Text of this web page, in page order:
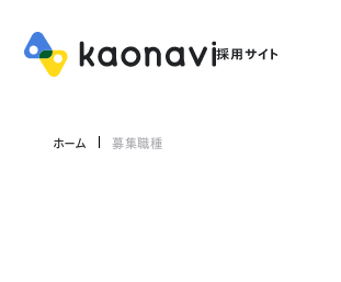
ホーム 募集職種